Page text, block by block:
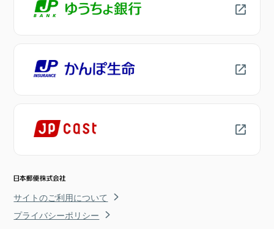
サイトのご利用について
プライバシーポリシー